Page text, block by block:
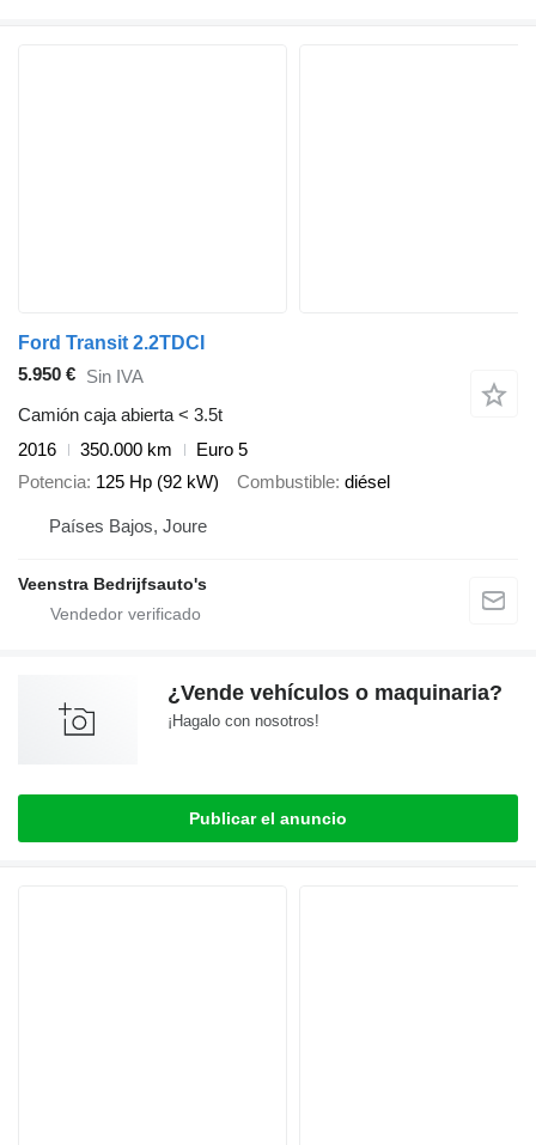
Ford Transit 2.2TDCI
5.950 € Sin IVA
Camión caja abierta < 3.5t
2016
350.000 km
Euro 5
Potencia 125 Hp (92 kW) Combustible diésel
Países Bajos, Joure
Veenstra Bedrijfsauto's
¿Vende vehículos o maquinaria?
¡Hagalo con nosotros!
Publicar el anuncio